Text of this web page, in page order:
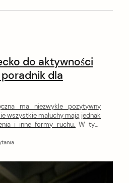
do aktywności
dla
ma niezwykle pozytywny
wszystkie maluchy mają jednak
i inne formy ruchu. W tym